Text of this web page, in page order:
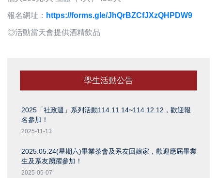
報名網址： https://forms.gle/JhQrBZCfJXzQHPDW9
◎活動當天會提供酒精飲品
學生活動公告
2025「社政週」系列活動114.11.14~114.12.12，歡迎報
名參加！
2025-11-13
2025.05.24(星期六)畢業茶會及系友回娘家，歡迎應屆畢業
生及系友踴躍參加！
2025-05-07